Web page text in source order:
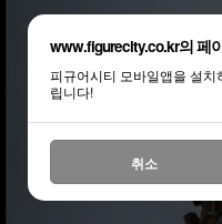
www.figurecity.co.kr의 페
피규어시티 모바일앱을 설
립니다!
취소